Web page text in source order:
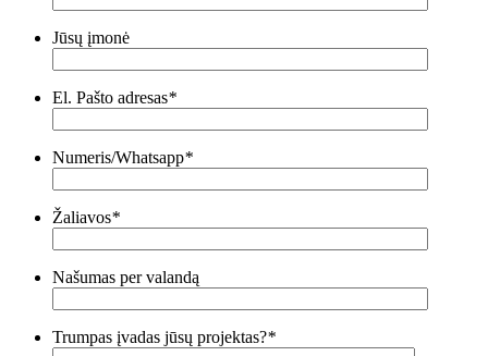
Jūsų įmonė
El. Pašto adresas*
Numeris/Whatsapp*
Žaliavos*
Našumas per valandą
Trumpas įvadas jūsų projektas?*